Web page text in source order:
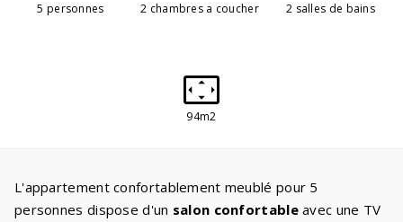
5 personnes 2 chambres a coucher 2 salles de bains
94m2
L'appartement confortablement meublé pour 5
personnes dispose d'un salon confortableavec une TV